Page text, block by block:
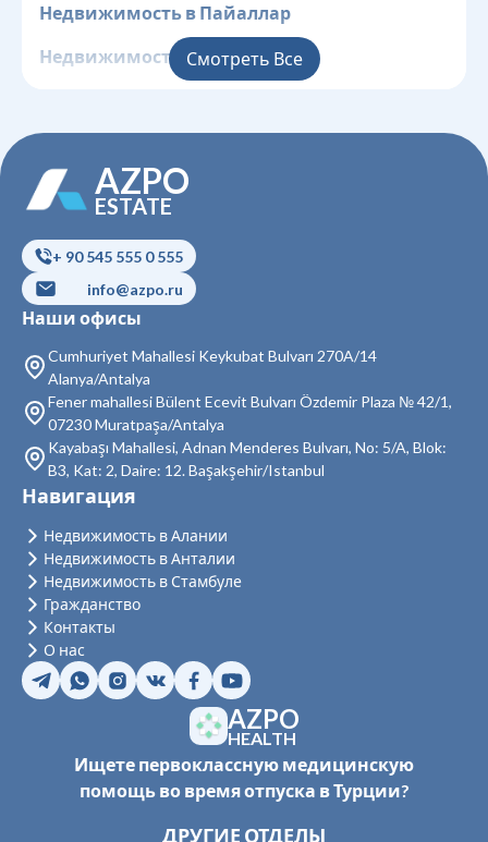
Недвижимость в Пайаллар
Недвижимость в Конаклы
Недвижимость в Джикджилли
Недвижимость в Чиплаклы
Недвижимость в Тосмур
Недвижимость в Кестель
Недвижимость в Махмутлар
Недвижимость в Каргыджак
Недвижимость в Газипаша
Недвижимость в Тюрклер
Смотреть Все
AZPO
ESTATE
+ 90 545 555 0 555
info@azpo.ru
Наши офисы
Cumhuriyet Mahallesi Keykubat Bulvarı 270A/14
Alanya/Antalya
Fener mahallesi Bülent Ecevit Bulvarı Özdemir Plaza № 42/1,
07230 Muratpaşa/Antalya
Kayabaşı Mahallesi, Adnan Menderes Bulvarı, No: 5/A, Blok:
B3, Kat: 2, Daire: 12. Başakşehir/Istanbul
AZPO
HEALTH
Ищете первоклассную медицинскую
помощь во время отпуска в Турции?
ДРУГИЕ ОТДЕЛЫ
Навигация
Недвижимость в Алании
Недвижимость в Анталии
Недвижимость в Стамбуле
Гражданство
Контакты
О нас